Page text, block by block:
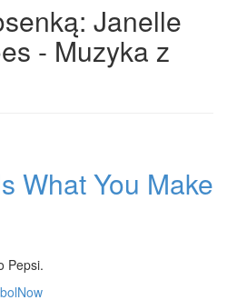
Janelle
- Muzyka z
What You Make
Pepsi.